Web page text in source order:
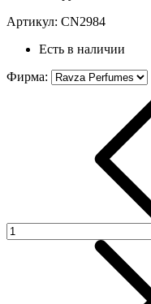
Артикул: CN2984
Есть в наличии
Фирма: